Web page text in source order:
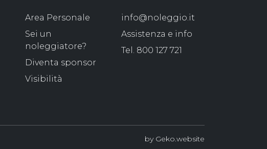
Area Personale
Sei un
noleggiatore?
Diventa sponsor
Visibilità
info@noleggio.it
Assistenza e info
Tel. 800 127 721
by Geko.website